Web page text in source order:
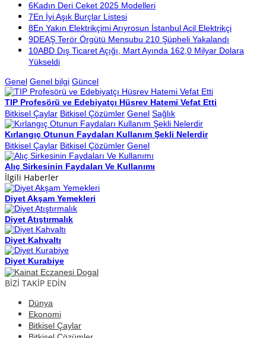
6Kadın Deri Ceket 2025 Modelleri
7En İyi Aşık Burçlar Listesi
8En Yakın Elektrikçimi Arıyrosun İstanbul Acil Elektrikçi
9DEAŞ Terör Örgütü Mensubu 210 Şüpheli Yakalandı
10ABD Dış Ticaret Açığı, Mart Ayında 162,0 Milyar Dolara
Yükseldi
Genel Genel bilgi Güncel
TIP Profesörü ve Edebiyatçı Hüsrev Hatemi Vefat Etti
Bitkisel Çaylar Bitkisel Çözümler Genel Sağlık
Kırlangıç Otunun Faydaları Kullanım Şekli Nelerdir
Bitkisel Çaylar Bitkisel Çözümler Genel
Alıç Sirkesinin Faydaları Ve Kullanımı
İlgili Haberler
Diyet Akşam Yemekleri
Diyet Atıştırmalık
Diyet Kahvaltı
Diyet Kurabiye
BİZİ TAKİP EDİN
Dünya
Ekonomi
Bitkisel Çaylar